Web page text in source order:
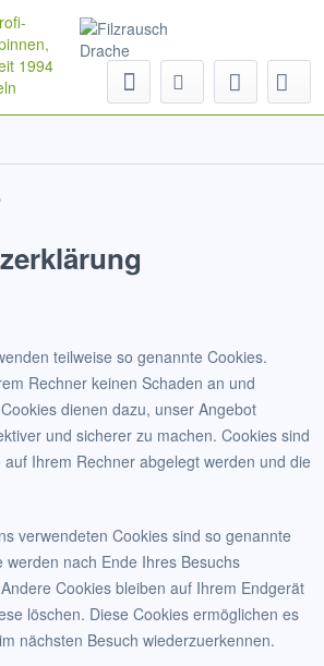
teilweise so genannte Cookies.
Rechner keinen Schaden an und
dienen dazu, unser Angebot
und sicherer zu machen. Cookies sind
Ihrem Rechner abgelegt werden und die
verwendeten Cookies sind so genannte
werden nach Ende Ihres Besuchs
Cookies bleiben auf Ihrem Endgerät
löschen. Diese Cookies ermöglichen es
nächsten Besuch wiederzuerkennen.